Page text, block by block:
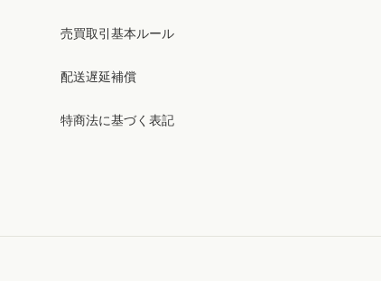
売買取引基本ルール
配送遅延補償
特商法に基づく表記